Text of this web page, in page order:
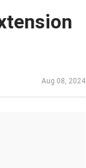
Aug 08, 2024